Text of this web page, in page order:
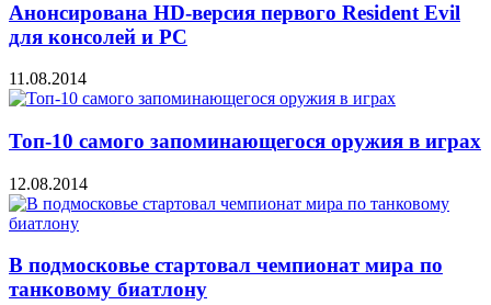
Анонсирована HD-версия первого Resident Evil
для консолей и PC
11.08.2014
Топ-10 самого запоминающегося оружия в играх
12.08.2014
В подмосковье стартовал чемпионат мира по
танковому биатлону